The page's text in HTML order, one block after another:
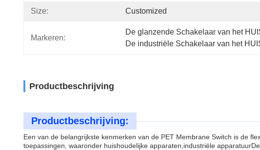
Size: Customized
Markeren:
De glanzende Schakelaar van het
De industriële Schakelaar van het
Productbeschrijving
Productbeschrijving:
Een van de belangrijkste kenmerken van de PET Membrane Switch is de
toepassingen, waaronder huishoudelijke apparaten,industriële